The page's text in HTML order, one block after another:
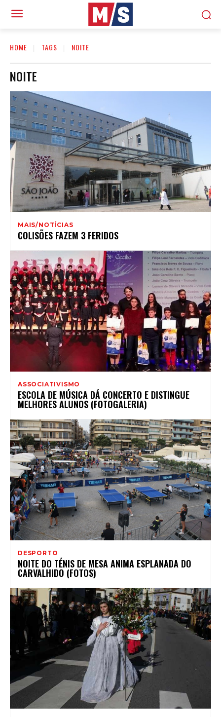
HOME TAGS NOITE
NOITE
MAIS/NOTÍCIAS
COLISÕES FAZEM 3 FERIDOS
ASSOCIATIVISMO
ESCOLA DE MÚSICA DÁ CONCERTO E DISTINGUE
MELHORES ALUNOS (FOTOGALERIA)
DESPORTO
NOITE DO TÉNIS DE MESA ANIMA ESPLANADA DO
CARVALHIDO (FOTOS)